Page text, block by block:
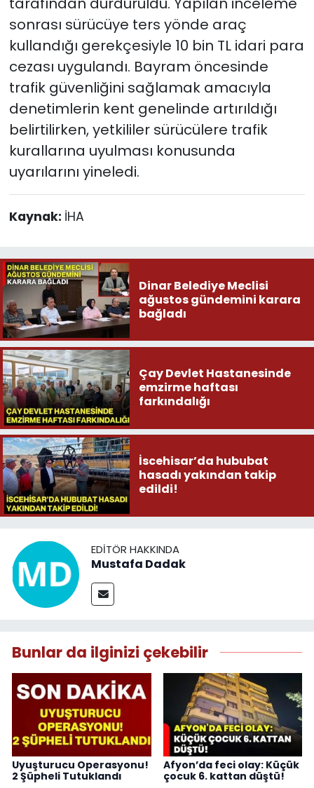
sonrası sürücüye ters yönde araç
kullandığı gerekçesiyle 10 bin TL idari para
cezası uygulandı. Bayram öncesinde
trafik güvenliğini sağlamak amacıyla
denetimlerin kent genelinde artırıldığı
belirtilirken, yetkililer sürücülere trafik
kurallarına uyulması konusunda
uyarılarını yineledi.
Kaynak: İHA
Dinar Belediye Meclisi
ağustos gündemini karara
bağladı
Çay Devlet Hastanesinde
emzirme haftası
farkındalığı
İscehisar’da hububat
hasadı yakından takip
edildi!
EDITÖR HAKKINDA
Mustafa Dadak
Bunlar da ilginizi çekebilir
Uyuşturucu Operasyonu!
2 Şüpheli Tutuklandı
Afyon’da feci olay: Küçük
çocuk 6. kattan düştü!